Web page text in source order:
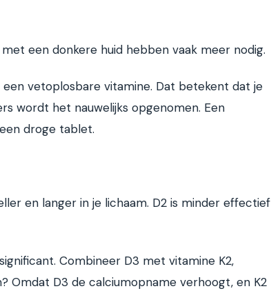
een donkere huid hebben vaak meer nodig.
vetoplosbare vitamine. Dat betekent dat je
wordt het nauwelijks opgenomen. Een
droge tablet.
en langer in je lichaam. D2 is minder effectief
Combineer D3 met vitamine K2,
Omdat D3 de calciumopname verhoogt, en K2